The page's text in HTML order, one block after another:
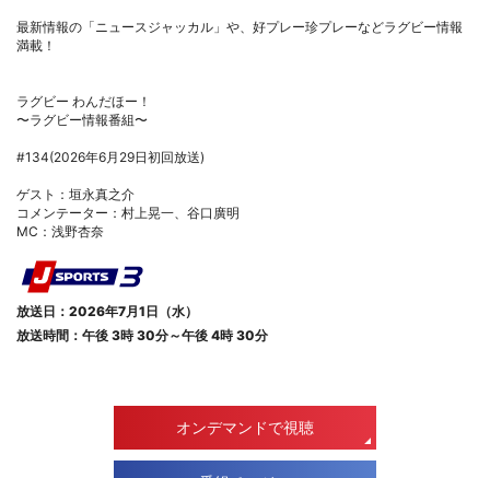
最新情報の「ニュースジャッカル」や、好プレー珍プレーなどラグビー情報
満載！
ラグビー わんだほー！
〜ラグビー情報番組〜
#134(2026年6月29日初回放送)
ゲスト：垣永真之介
コメンテーター：村上晃一、谷口廣明
MC：浅野杏奈
放送日：2026年7月1日（水）
放送時間：午後 3時 30分～午後 4時 30分
オンデマンドで視聴